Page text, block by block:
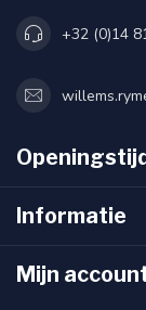
+32 (0)14
Informatie
Mijn